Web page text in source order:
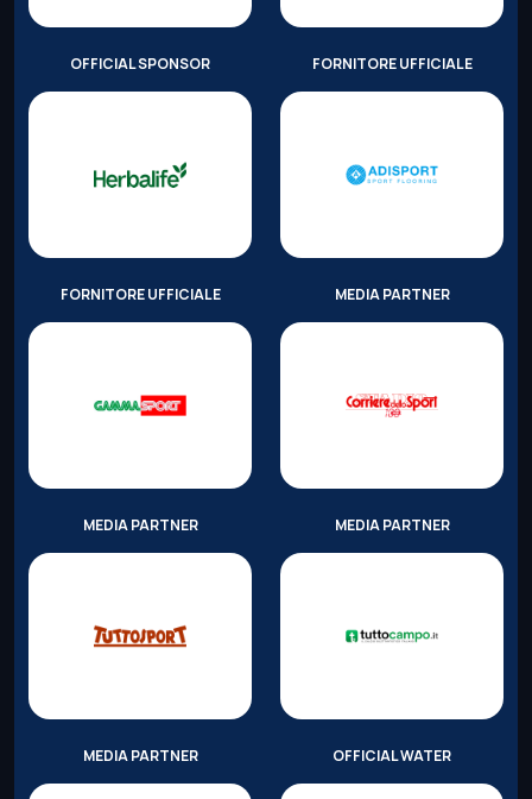
OFFICIAL SPONSOR FORNITORE UFFICIALE
FORNITORE UFFICIALE MEDIA PARTNER
MEDIA PARTNER MEDIA PARTNER
MEDIA PARTNER OFFICIAL WATER